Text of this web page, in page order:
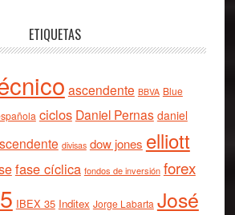
ETIQUETAS
ascendente BBVA Blue
ciclos Daniel Pernas daniel
divisas dow jones elliott
fase cíclica fondos de inversión forex
IBEX 35 Inditex Jorge Labarta José